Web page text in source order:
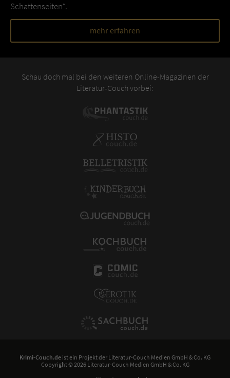
Schattenseiten“.
mehr erfahren
Schau doch mal bei den weiteren Online-Magazinen der
Literatur-Couch vorbei:
Krimi-Couch.de ist ein Projekt der Literatur-Couch Medien GmbH & Co. KG
Copyright © 2026 Literatur-Couch Medien GmbH & Co. KG